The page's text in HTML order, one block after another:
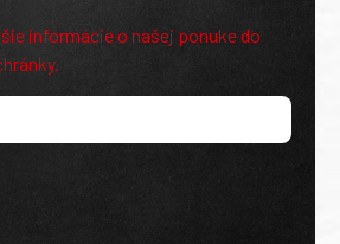
informácie o našej ponuke do